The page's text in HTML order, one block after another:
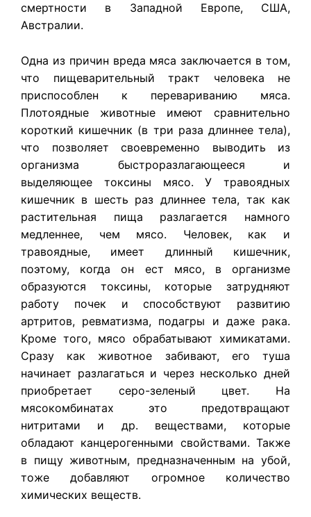
смертности в Западной Европе, США,
Австралии.
Одна из причин вреда мяса заключается в том,
что пищеварительный тракт человека не
приспособлен к перевариванию мяса.
Плотоядные животные имеют сравнительно
короткий кишечник (в три раза длиннее тела),
что позволяет своевременно выводить из
организма быстроразлагающееся и
выделяющее токсины мясо. У травоядных
кишечник в шесть раз длиннее тела, так как
растительная пища разлагается намного
медленнее, чем мясо. Человек, как и
травоядные, имеет длинный кишечник,
поэтому, когда он ест мясо, в организме
образуются токсины, которые затрудняют
работу почек и способствуют развитию
артритов, ревматизма, подагры и даже рака.
Кроме того, мясо обрабатывают химикатами.
Сразу как животное забивают, его туша
начинает разлагаться и через несколько дней
приобретает серо-зеленый цвет. На
мясокомбинатах это предотвращают
нитритами и др. веществами, которые
обладают канцерогенными свойствами. Также
в пищу животным, предназначенным на убой,
тоже добавляют огромное количество
химических веществ.